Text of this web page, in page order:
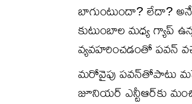
బాగుంటుందా? లేదా? అనే
కుటుంబాల మధ్య గ్యాప్‌
వ్యవహరించడంతో పవన్‌
మరోవైపు పవన్‌తోపాటు
జూనియర్‌ ఎన్టీఆర్‌కు